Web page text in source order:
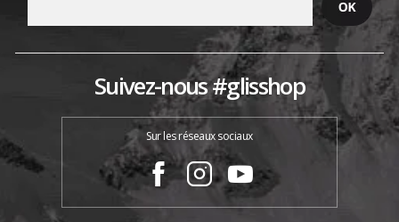
Suivez-nous #glisshop
Sur les réseaux sociaux